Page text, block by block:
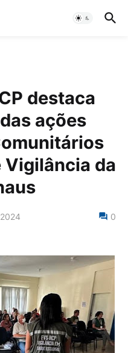
destaca
ações
Vigilância da
0